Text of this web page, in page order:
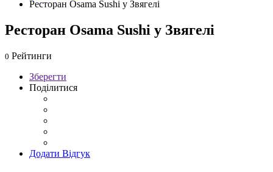
Ресторан Osama Sushi у Звягелі
Ресторан Osama Sushi у Звягелі
0 Рейтинги
Зберегти
Поділитися
Додати Відгук